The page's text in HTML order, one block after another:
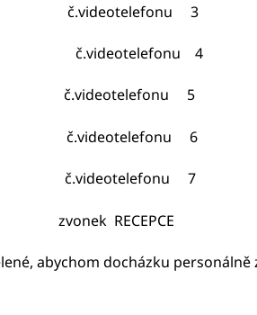
č.videotelefonu 3
č.videotelefonu 4
č.videotelefonu 5
č.videotelefonu 6
č.videotelefonu 7
zvonek RECEPCE
abychom docházku personálně